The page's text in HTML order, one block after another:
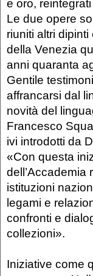
e oro,
Le due opere
riuniti altri
della Venezia
anni quaranta
Gentile
affrancarsi dal
novità del
Francesco
ivi introdotti da
«Con questa
dell’Accademia
istituzioni
legami e
confronti e
collezioni».
Iniziative come